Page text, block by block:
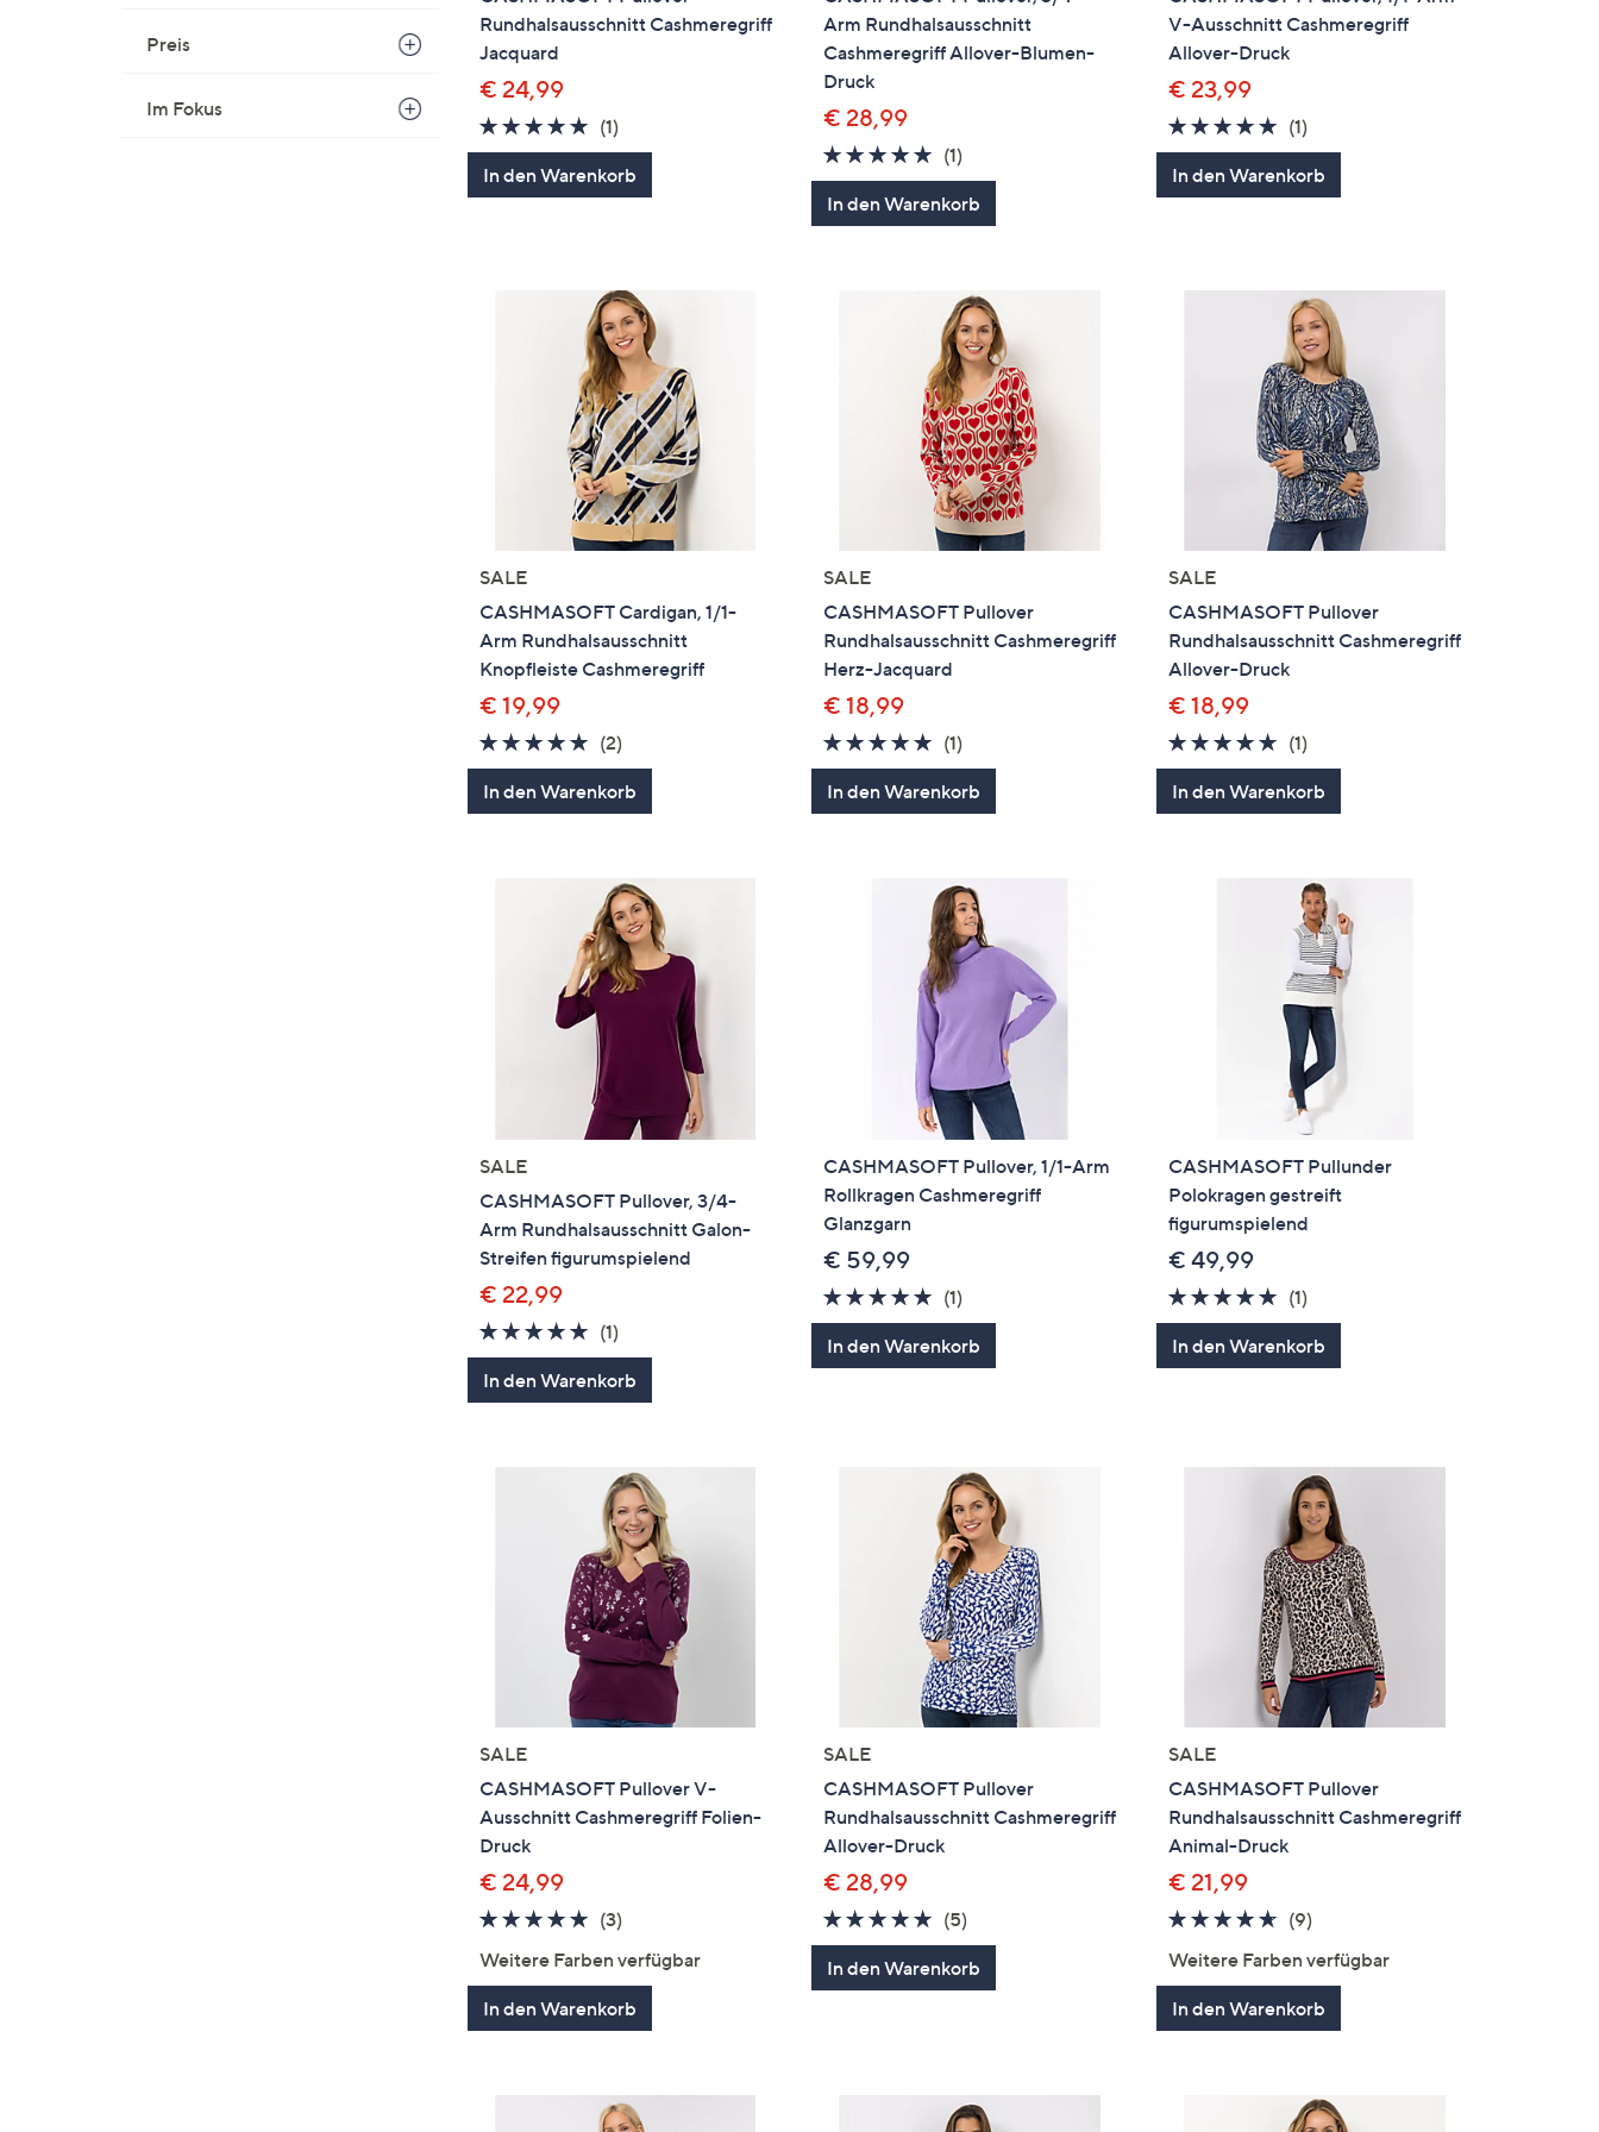
Preis
Im Fokus
Rundhalsausschnitt Cashmeregriff
Jacquard
€ 24,99
5.0
von
5
(1)1
Bewertungen
In den Warenkorb
Arm Rundhalsausschnitt
Cashmeregriff Allover-Blumen-
Druck
€ 28,99
5.0
von
5
(1)
Bewertungen
In den Warenkorb
V-Ausschnitt Cashmeregriff
Allover-Druck
€ 23,99
5.0
von
5
(1)
Bewertungen
In den Warenkorb
SALE
CASHMASOFT Cardigan, 1/1-
Arm Rundhalsausschnitt
Knopfleiste Cashmeregriff
€ 19,99
5.0
von
5
(2)2
Bewertungen
In den Warenkorb
SALE
CASHMASOFT Pullover
Rundhalsausschnitt Cashmeregriff
Herz-Jacquard
€ 18,99
5.0
von
5
(1)
Bewertungen
In den Warenkorb
SALE
CASHMASOFT Pullover
Rundhalsausschnitt Cashmeregriff
Allover-Druck
€ 18,99
5.0
von
5
(1)
Bewertungen
In den Warenkorb
SALE
CASHMASOFT Pullover, 3/4-
Arm Rundhalsausschnitt Galon-
Streifen figurumspielend
€ 22,99
5.0
von
5
(1)1
Bewertungen
In den Warenkorb
CASHMASOFT Pullover, 1/1-Arm
Rollkragen Cashmeregriff
Glanzgarn
€ 59,99
5.0
von
5
(1)
Bewertungen
In den Warenkorb
CASHMASOFT Pullunder
Polokragen gestreift
figurumspielend
€ 49,99
5.0
von
5
(1)
Bewertungen
In den Warenkorb
SALE
CASHMASOFT Pullover V-
Ausschnitt Cashmeregriff Folien-
Druck
€ 24,99
4.7
(3)3
Weitere Farben verfügbar
In den Warenkorb
SALE
CASHMASOFT Pullover
Rundhalsausschnitt Cashmeregriff
Allover-Druck
€ 28,99
4.6
von
5
(5)
Bewertungen
In den Warenkorb
SALE
CASHMASOFT Pullover
Rundhalsausschnitt Cashmeregriff
Animal-Druck
€ 21,99
4.6
(9)
Weitere Farben verfügbar
In den Warenkorb